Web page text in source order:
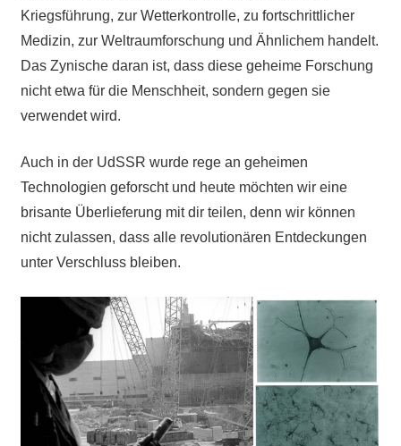
Kriegsführung, zur Wetterkontrolle, zu fortschrittlicher
Medizin, zur Weltraumforschung und Ähnlichem handelt.
Das Zynische daran ist, dass diese geheime Forschung
nicht etwa für die Menschheit, sondern gegen sie
verwendet wird.
Auch in der UdSSR wurde rege an geheimen
Technologien geforscht und heute möchten wir eine
brisante Überlieferung mit dir teilen, denn wir können
nicht zulassen, dass alle revolutionären Entdeckungen
unter Verschluss bleiben.